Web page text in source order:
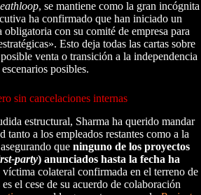
, se mantiene como la gran incógnita
ha confirmado que han iniciado un
obligatoria con su comité de empresa para
Esto deja todas las cartas sobre
venta o transición a la independencia
posibles.
sin cancelaciones internas
estructural, Sharma ha querido mandar
tanto a los empleados restantes como a la
que ninguno de los proyectos
party) anunciados hasta la fecha ha
colateral confirmada en el terreno de
el cese de su acuerdo de colaboración